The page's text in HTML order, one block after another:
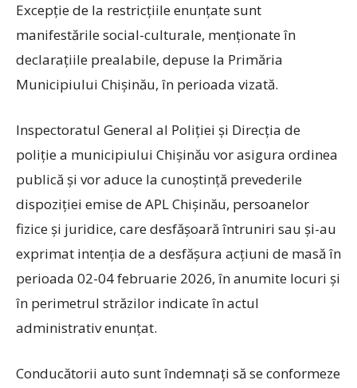
Excepție de la restricțiile enunțate sunt
manifestările social-culturale, menționate în
declarațiile prealabile, depuse la Primăria
Municipiului Chișinău, în perioada vizată.
Inspectoratul General al Poliției și Direcția de
poliție a municipiului Chișinău vor asigura ordinea
publică și vor aduce la cunoștință prevederile
dispoziției emise de APL Chișinău, persoanelor
fizice și juridice, care desfășoară întruniri sau și-au
exprimat intenția de a desfășura acțiuni de masă în
perioada 02-04 februarie 2026, în anumite locuri și
în perimetrul străzilor indicate în actul
administrativ enunțat.
Conducătorii auto sunt îndemnaţi să se conformeze